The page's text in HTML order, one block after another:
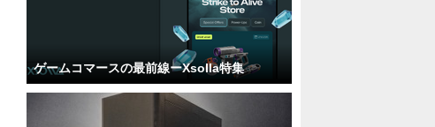
ゲームコマースの最前線ーXsolla特集